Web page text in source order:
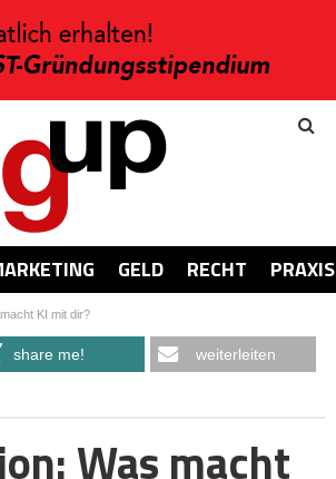
GELD RECHT PRAXIS
KI mit dir?
share me! weiterleiten
Was macht